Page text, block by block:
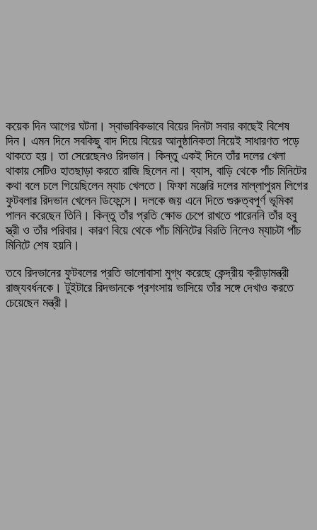
কয়েক দিন আগের ঘটনা। স্বাভাবিকভাবে বিয়ের দিনটা সবার কাছেই বিশেষ
দিন। এমন দিনে সবকিছু বাদ দিয়ে বিয়ের আনুষ্ঠানিকতা নিয়েই সাধারণত পড়ে
থাকতে হয়। তা সেরেছেনও রিদভান। কিন্তু একই দিনে তাঁর দলের খেলা
থাকায় সেটিও হাতছাড়া করতে রাজি ছিলেন না। ব্যাস, বাড়ি থেকে পাঁচ মিনিটের
কথা বলে চলে গিয়েছিলেন ম্যাচ খেলতে। ফিফা মঞ্জেরি দলের মাল্লাপুরম লিগের
ফুটবলার রিদভান খেলেন ডিফেন্সে। দলকে জয় এনে দিতে গুরুত্বপূর্ণ ভূমিকা
পালন করেছেন তিনি। কিন্তু তাঁর প্রতি ক্ষোভ চেপে রাখতে পারেননি তাঁর হবু
স্ত্রী ও তাঁর পরিবার। কারণ বিয়ে থেকে পাঁচ মিনিটের বিরতি নিলেও ম্যাচটা পাঁচ
মিনিটে শেষ হয়নি।
তবে রিদভানের ফুটবলের প্রতি ভালোবাসা মুগ্ধ করেছে কেন্দ্রীয় ক্রীড়ামন্ত্রী
রাজ্যবর্ধনকে। টুইটারে রিদভানকে প্রশংসায় ভাসিয়ে তাঁর সঙ্গে দেখাও করতে
চেয়েছেন মন্ত্রী।